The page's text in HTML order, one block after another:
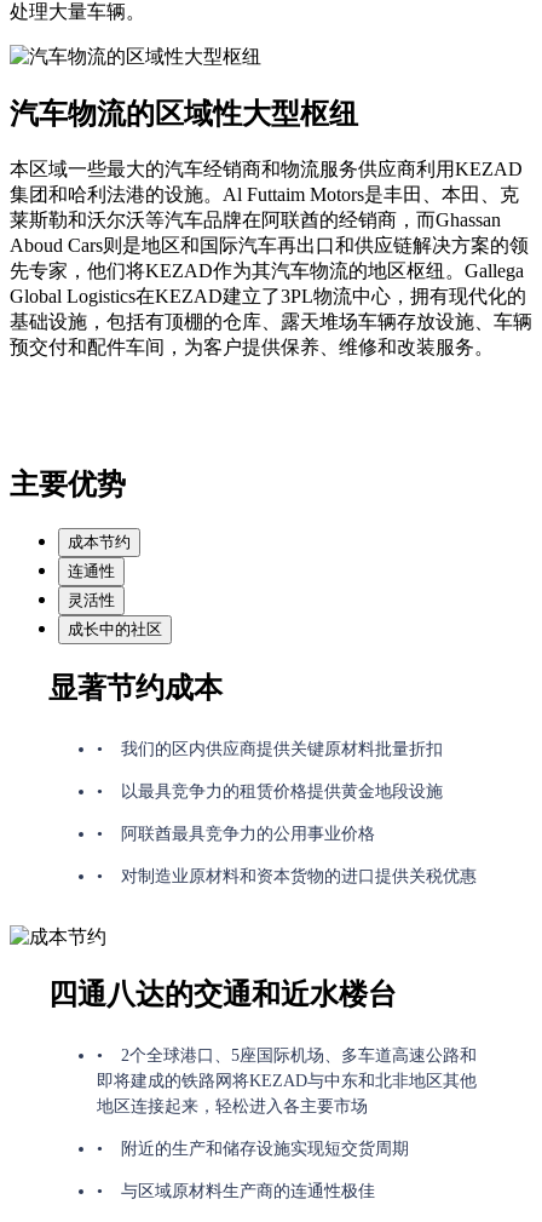
处理大量车辆。
汽车物流的区域性大型枢纽
本区域一些最大的汽车经销商和物流服务供应商利用KEZAD
集团和哈利法港的设施。Al Futtaim Motors是丰田、本田、克
莱斯勒和沃尔沃等汽车品牌在阿联酋的经销商，而Ghassan
Aboud Cars则是地区和国际汽车再出口和供应链解决方案的领
先专家，他们将KEZAD作为其汽车物流的地区枢纽。Gallega
Global Logistics在KEZAD建立了3PL物流中心，拥有现代化的
基础设施，包括有顶棚的仓库、露天堆场车辆存放设施、车辆
预交付和配件车间，为客户提供保养、维修和改装服务。
主要优势
成本节约
连通性
灵活性
成长中的社区
显著节约成本
我们的区内供应商提供关键原材料批量折扣
以最具竞争力的租赁价格提供黄金地段设施
阿联酋最具竞争力的公用事业价格
对制造业原材料和资本货物的进口提供关税优惠
四通八达的交通和近水楼台
2个全球港口、5座国际机场、多车道高速公路和
即将建成的铁路网将KEZAD与中东和北非地区其他
地区连接起来，轻松进入各主要市场
附近的生产和储存设施实现短交货周期
与区域原材料生产商的连通性极佳